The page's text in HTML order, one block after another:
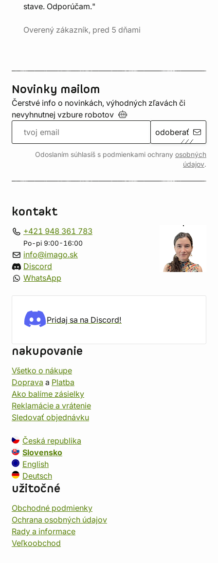
stave. Odporúčam."
Overený zákazník, pred 5 dňami
Novinky mailom
Čerstvé info o novinkách, výhodných zľavách či
nevyhnutnej vzbure robotov
odoberať
Odoslaním súhlasíš s podmienkami ochrany osobných
údajov.
kontakt
+421 948 361 783
Po-pi 9:00-16:00
info@imago.sk
Discord
WhatsApp
Pridaj sa na Discord!
nakupovanie
Všetko o nákupe
Doprava a Platba
Ako balíme zásielky
Reklamácie a vrátenie
Sledovať objednávku
Česká republika
Slovensko
English
Deutsch
užitočné
Obchodné podmienky
Ochrana osobných údajov
Rady a informace
Veľkoobchod